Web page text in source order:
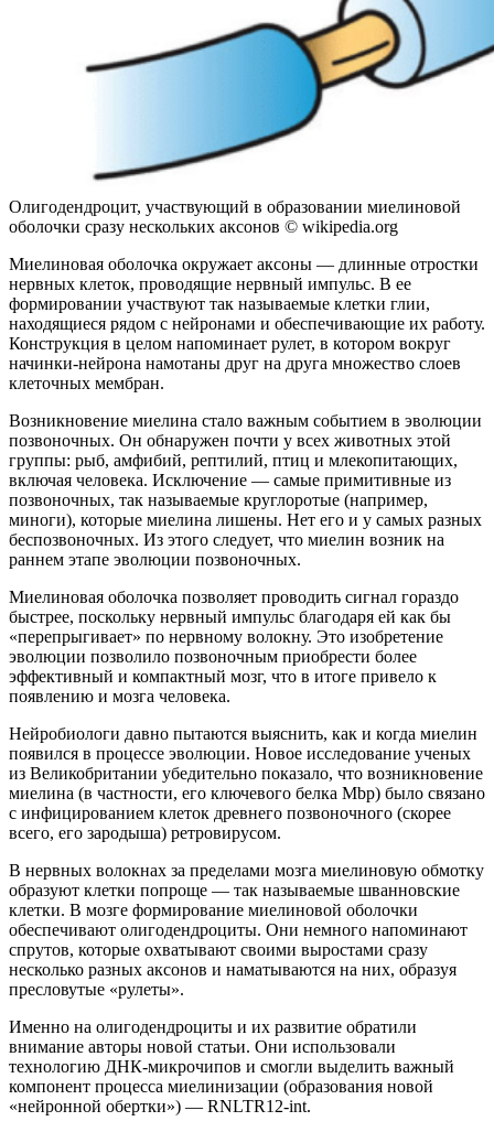
Олигодендроцит, участвующий в образовании миелиновой
оболочки сразу нескольких аксонов © wikipedia.org
Миелиновая оболочка окружает аксоны — длинные отростки
нервных клеток, проводящие нервный импульс. В ее
формировании участвуют так называемые клетки глии,
находящиеся рядом с нейронами и обеспечивающие их работу.
Конструкция в целом напоминает рулет, в котором вокруг
начинки-нейрона намотаны друг на друга множество слоев
клеточных мембран.
Возникновение миелина стало важным событием в эволюции
позвоночных. Он обнаружен почти у всех животных этой
группы: рыб, амфибий, рептилий, птиц и млекопитающих,
включая человека. Исключение — самые примитивные из
позвоночных, так называемые круглоротые (например,
миноги), которые миелина лишены. Нет его и у самых разных
беспозвоночных. Из этого следует, что миелин возник на
раннем этапе эволюции позвоночных.
Миелиновая оболочка позволяет проводить сигнал гораздо
быстрее, поскольку нервный импульс благодаря ей как бы
«перепрыгивает» по нервному волокну. Это изобретение
эволюции позволило позвоночным приобрести более
эффективный и компактный мозг, что в итоге привело к
появлению и мозга человека.
Нейробиологи давно пытаются выяснить, как и когда миелин
появился в процессе эволюции. Новое исследование ученых
из Великобритании убедительно показало, что возникновение
миелина (в частности, его ключевого белка Mbp) было связано
с инфицированием клеток древнего позвоночного (скорее
всего, его зародыша) ретровирусом.
В нервных волокнах за пределами мозга миелиновую обмотку
образуют клетки попроще — так называемые шванновские
клетки. В мозге формирование миелиновой оболочки
обеспечивают олигодендроциты. Они немного напоминают
спрутов, которые охватывают своими выростами сразу
несколько разных аксонов и наматываются на них, образуя
пресловутые «рулеты».
Именно на олигодендроциты и их развитие обратили
внимание авторы новой статьи. Они использовали
технологию ДНК-микрочипов и смогли выделить важный
компонент процесса миелинизации (образования новой
«нейронной обертки») — RNLTR12-int.